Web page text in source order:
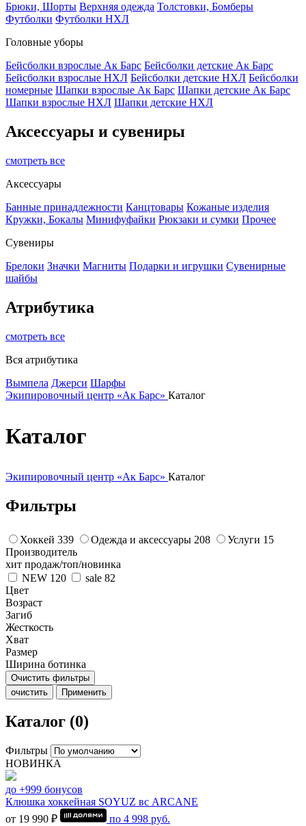
Брюки, Шорты Верхняя одежда Толстовки, Бомберы
Футболки Футболки НХЛ
Головные уборы
Бейсболки взрослые Ак Барс Бейсболки детские Ак Барс
Бейсболки взрослые НХЛ Бейсболки детские НХЛ Бейсболки
номерные Шапки взрослые Ак Барс Шапки детские Ак Барс
Шапки взрослые НХЛ Шапки детские НХЛ
Аксессуары и сувениры
смотреть все
Аксессуары
Банные принадлежности Канцтовары Кожаные изделия
Кружки, Бокалы Минифуфайки Рюкзаки и сумки Прочее
Сувениры
Брелоки Значки Магниты Подарки и игрушки Сувенирные
шайбы
Атрибутика
смотреть все
Вся атрибутика
Вымпела Джерси Шарфы
Экипировочный центр «Ак Барс» Каталог
Каталог
Экипировочный центр «Ак Барс» Каталог
Фильтры
Хоккей 339 Одежда и аксессуары 208 Услуги 15
Производитель
хит продаж/топ/новинка
NEW 120 sale 82
Цвет
Возраст
Загиб
Жесткость
Хват
Размер
Ширина ботинка
Очистить фильтры
очистить
Применить
Каталог (0)
Фильтры
НОВИНКА
до +999 бонусов
Клюшка хоккейная SOYUZ вс ARCANE
от 19 990 ₽
по 4 998 руб.